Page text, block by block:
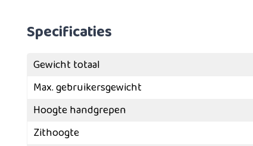
Specificaties
Gewicht totaal
Max. gebruikersgewicht
Hoogte handgrepen
Zithoogte